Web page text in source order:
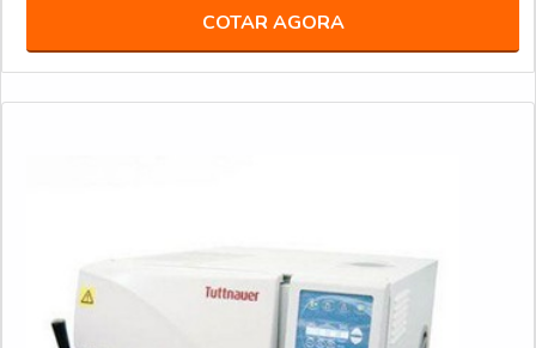
COTAR AGORA